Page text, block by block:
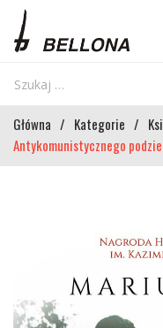
Główna / Kategorie /
Antykomunistycznego